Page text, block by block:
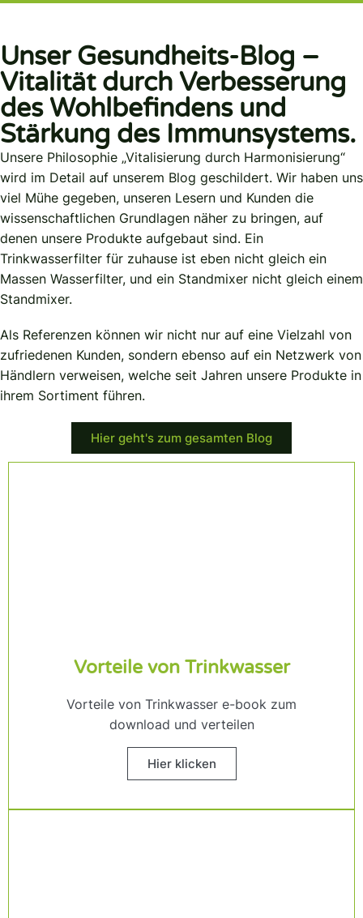
Unser Gesundheits-Blog –
Vitalität durch Verbesserung
des Wohlbefindens und
Stärkung des Immunsystems.
Unsere Philosophie „Vitalisierung durch Harmonisierung“
wird im Detail auf unserem Blog geschildert. Wir haben uns
viel Mühe gegeben, unseren Lesern und Kunden die
wissenschaftlichen Grundlagen näher zu bringen, auf
denen unsere Produkte aufgebaut sind. Ein
Trinkwasserfilter für zuhause ist eben nicht gleich ein
Massen Wasserfilter, und ein Standmixer nicht gleich einem
Standmixer.
Als Referenzen können wir nicht nur auf eine Vielzahl von
zufriedenen Kunden, sondern ebenso auf ein Netzwerk von
Händlern verweisen, welche seit Jahren unsere Produkte in
ihrem Sortiment führen.
Hier geht's zum gesamten Blog
Vorteile von Trinkwasser
Vorteile von Trinkwasser e-book zum
download und verteilen
Hier klicken